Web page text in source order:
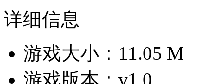
详细信息
游戏大小：11.05 M
游戏版本：v1.0